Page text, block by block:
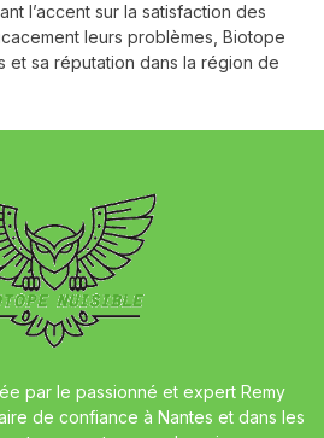
l’accent sur la satisfaction des
leurs problèmes, Biotope
et sa réputation dans la région de
par le passionné et expert Remy
de confiance à Nantes et dans les